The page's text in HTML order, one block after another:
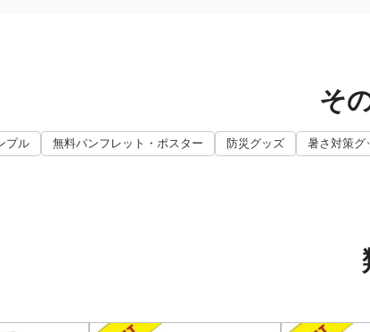
そ
プル 無料パンフレット・ポスター 防災グッズ 暑さ対策グ